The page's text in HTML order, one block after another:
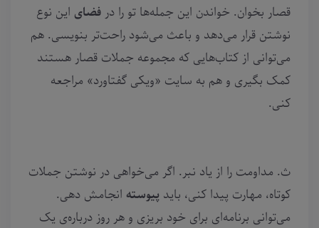
قصار بخوان. خواندن این جمله‌ها تو را در فضای این نوع
نوشتن قرار می‌دهد و باعث می‌شود راحت‌تر بنویسی. هم
می‌توانی از کتاب‌هایی که مجموعه جملات قصار هستند
کمک بگیری و هم به سایت «ویکی گفتاورد» مراجعه
کنی.
ث. مداومت را از یاد نبر. اگر می‌خواهی در نوشتن جملات
کوتاه، مهارت پیدا کنی، باید پیوسته انجامش دهی.
می‌توانی برنامه‌ای برای خود بریزی و هر روز درباره‌ی یک